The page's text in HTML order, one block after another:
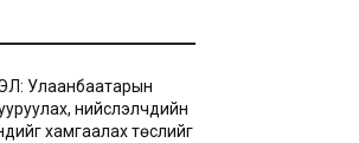
Улаанбаатарын
нийслэлчүүдийн
хамгаалах төслийг